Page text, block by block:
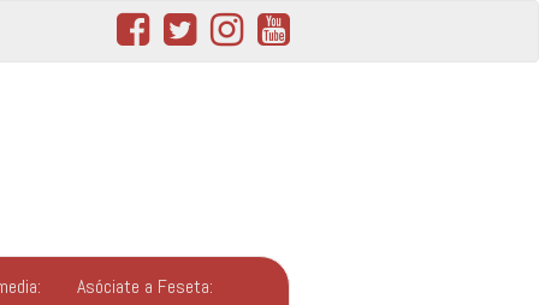
Asóciate a Feseta: